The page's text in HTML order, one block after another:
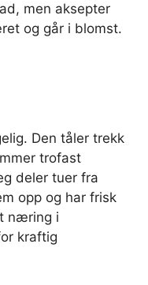
men aksepter
og går i blomst.
Den tåler trekk
trofast
deler tuer fra
opp og har frisk
næring i
kraftig